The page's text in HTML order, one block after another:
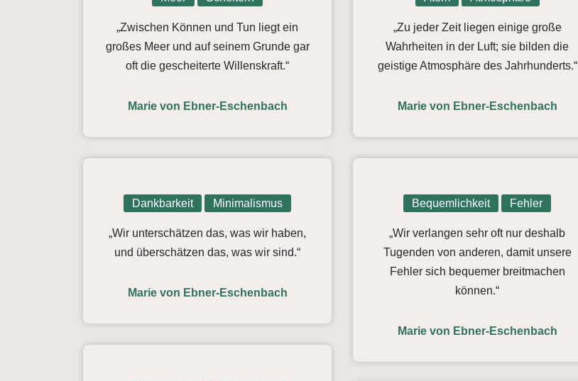
„Zwischen Können und Tun liegt ein
großes Meer und auf seinem Grunde gar
oft die gescheiterte Willenskraft.“
Marie von Ebner-Eschenbach
„Zu jeder Zeit liegen einige große
Wahrheiten in der Luft; sie bilden die
geistige Atmosphäre des Jahrhunderts.“
Marie von Ebner-Eschenbach
Dankbarkeit Minimalismus
„Wir unterschätzen das, was wir haben,
und überschätzen das, was wir sind.“
Marie von Ebner-Eschenbach
Bequemlichkeit Fehler
„Wir verlangen sehr oft nur deshalb
Tugenden von anderen, damit unsere
Fehler sich bequemer breitmachen
können.“
Marie von Ebner-Eschenbach